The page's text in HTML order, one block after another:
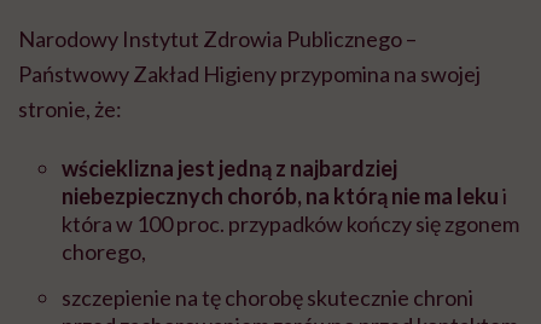
Narodowy Instytut Zdrowia Publicznego –
Państwowy Zakład Higieny przypomina na swojej
stronie, że:
wścieklizna jest jedną z najbardziej
niebezpiecznych chorób, na którą nie ma lekui
która w 100 proc. przypadków kończy się zgonem
chorego,
szczepienie na tę chorobę skutecznie chroni